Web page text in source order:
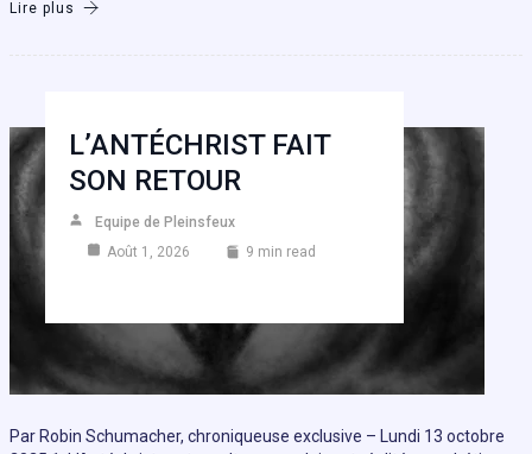
Lire plus
L’ANTÉCHRIST FAIT
SON RETOUR
Equipe de Pleinsfeux
Août 1, 2026
9 min read
Par Robin Schumacher, chroniqueuse exclusive – Lundi 13 octobre